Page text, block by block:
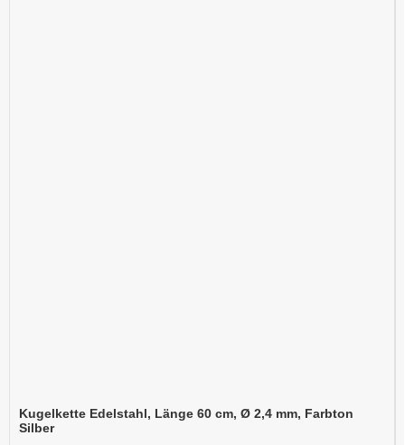
Kugelkette Edelstahl, Länge 60 cm, Ø 2,4 mm, Farbton
Silber